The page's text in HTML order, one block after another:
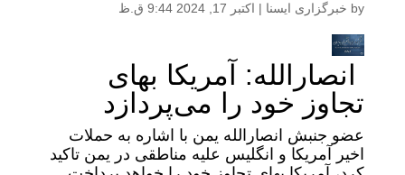
by خبرگزاری ایسنا | اکتبر 17, 2024 9:44 ق.ظ
انصارالله: آمریکا بهای
تجاوز خود را می‌پردازد
عضو جنبش انصارالله یمن با اشاره به حملات
اخیر آمریکا و انگلیس علیه مناطقی در یمن تاکید